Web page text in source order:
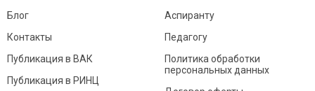
Блог
Контакты
Аспиранту
Педагогу
Публикация в ВАК
Публикация в РИНЦ
Политика обработки
персональных данных